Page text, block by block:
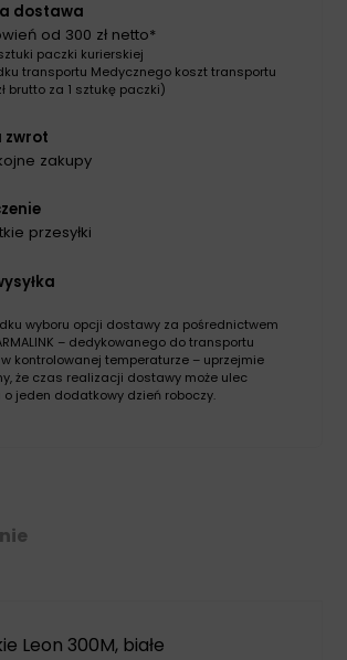
dostawa
od 300 zł netto*
paczki kurierskiej
transportu Medycznego koszt transportu
brutto za 1 sztukę paczki)
zwrot
zakupy
przesyłki
wyboru opcji dostawy za pośrednictwem
– dedykowanego do transportu
kontrolowanej temperaturze – uprzejmie
że czas realizacji dostawy może ulec
o jeden dodatkowy dzień roboczy.
Leon 300M, białe